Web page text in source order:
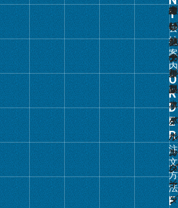
会
社
案
内
ン
ク
注
文
方
法
グ
ル
ー
プ
リ
ン
ク
グ
オ
リ
ジ
ナ
ル
フ
ァ
イ
ル
・
バ
イ
ン
白
い
フ
ァ
イ
ル
・
バ
イ
ン
ダ
ー
ス
ー
パ
ー
ク
リ
ス
タ
ル
カ
レ
ン
ダ
カ
レ
ン
ダ
ー
製
本
オ
リ
ジ
ナ
ル
ク
リ
ア
ホ
ル
ダ
ー
・
タ
ビ
メ
モ
リ
そ
の
他
の
製
品
綴
じ
具